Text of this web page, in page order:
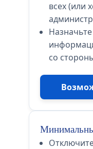
всех (или
со